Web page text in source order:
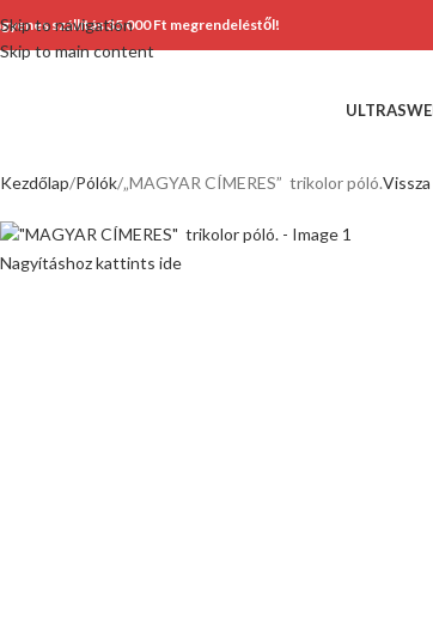
Skip to navigation
Skip to main content
szállítás 35 000 Ft megrendeléstől!
Kezdőlap Pólók „MAGYAR CÍMERES” trikolor póló.
Nagyításhoz kattints ide